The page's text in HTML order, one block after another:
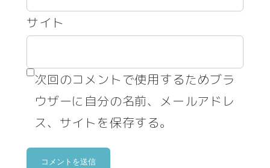
サイト
次回のコメントで使用するためブラ
ウザーに自分の名前、メールアドレ
ス、サイトを保存する。